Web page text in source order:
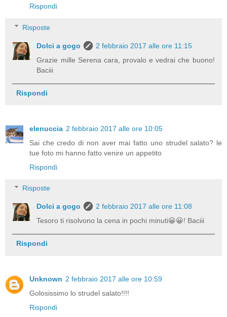
Rispondi
Risposte
Dolci a gogo
2 febbraio 2017 alle ore 11:15
Grazie mille Serena cara, provalo e vedrai che buono!
Baciii
Rispondi
elenuccia 2 febbraio 2017 alle ore 10:05
Sai che credo di non aver mai fatto uno strudel salato? le
tue foto mi hanno fatto venire un appetito
Rispondi
Risposte
Dolci a gogo
2 febbraio 2017 alle ore 11:08
Tesoro ti risolvono la cena in pochi minuti😀😀! Baciii
Rispondi
Unknown 2 febbraio 2017 alle ore 10:59
Golosissimo lo strudel salato!!!!
Rispondi